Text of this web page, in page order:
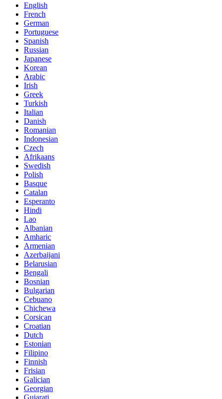
English
French
German
Portuguese
Spanish
Russian
Japanese
Korean
Arabic
Irish
Greek
Turkish
Italian
Danish
Romanian
Indonesian
Czech
Afrikaans
Swedish
Polish
Basque
Catalan
Esperanto
Hindi
Lao
Albanian
Amharic
Armenian
Azerbaijani
Belarusian
Bengali
Bosnian
Bulgarian
Cebuano
Chichewa
Corsican
Croatian
Dutch
Estonian
Filipino
Finnish
Frisian
Galician
Georgian
Gujarati